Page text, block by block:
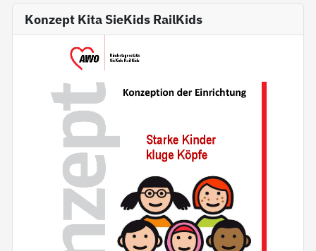
Konzept Kita SieKids RailKids